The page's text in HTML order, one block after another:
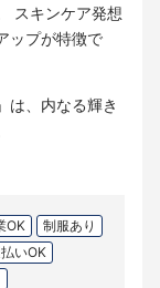
スキンケア発想
ップが特徴で
は、内なる輝き
OK
制服あり
いOK